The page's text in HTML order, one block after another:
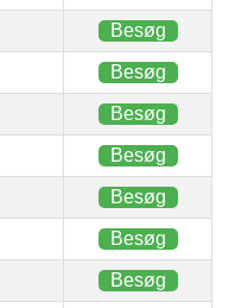
Besøg
Besøg
Besøg
Besøg
Besøg
Besøg
Besøg